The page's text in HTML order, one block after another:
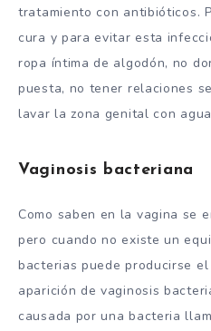
tratamiento con antibióticos.
cura y para evitar esta
ropa íntima de algodón, no
puesta, no tener relaciones
lavar la zona genital con
Vaginosis bacteriana
Como saben en la vagina se
pero cuando no existe un
bacterias puede producirse
aparición de vaginosis
causada por una bacteria